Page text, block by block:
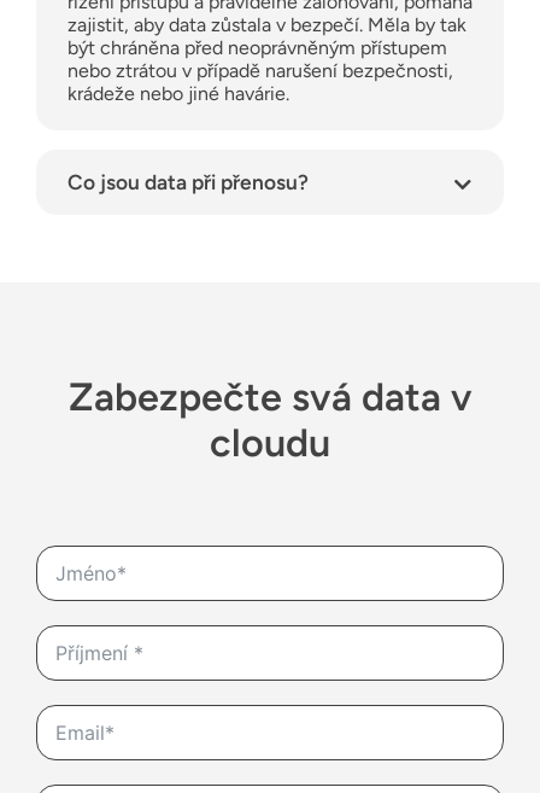
zajistit, aby data zůstala v bezpečí. Měla by tak
být chráněna před neoprávněným přístupem
nebo ztrátou v případě narušení bezpečnosti,
krádeže nebo jiné havárie.
Co jsou data při přenosu?
Zabezpečte svá data v
cloudu